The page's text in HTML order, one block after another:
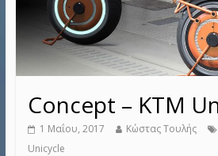
Concept – KTM
1 Μαΐου, 2017 Κώστας Τουλής
Unicycle